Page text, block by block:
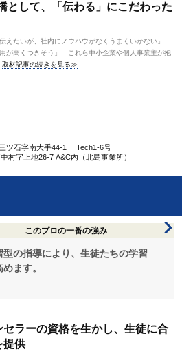
として、「伝わる」にこだわった
たいが、社内にノウハウがなくうまくいかない」
が高くつきそう」 これら中小企業や個人事業主が抱
取材記事の続きを見る≫
ツ石字南大手44-1 Tech1-6号
村字上地26-7 A&C内（北島事業所）
このプロの一番の強み
型の指導により、生徒たちの学習
ます。
ラーの資格を生かし、生徒に合
提供